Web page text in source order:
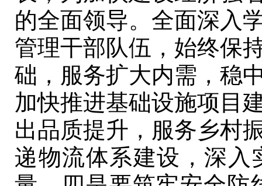
的全面领导。全面深入
管理干部队伍，始终保
础，服务扩大内需，稳
加快推进基础设施项目
出品质提升，服务乡村
递物流体系建设，深入